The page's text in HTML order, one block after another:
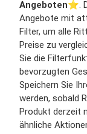
Angeboten⭐️.
Angebote mit
Filter, um alle
Preise zu
Sie die
bevorzugten
Speichern Sie
werden, sobald
Produkt derzeit
ähnliche